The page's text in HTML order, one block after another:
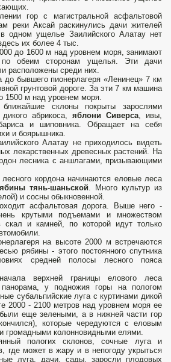
гор с магистральной асфальтовой
реки Аксай раскинулись дачи жителей
одном ущелье Заилийского Алатау нет
их более 4 тыс.
до 1600 м над уровнем моря, занимают
обеим сторонам ущелья. Эти дачи
расположены среди них.
до бывшего пионерлагеря «Ленинец» 7 км
грунтовой дороге. За эти 7 км машина
1500 м над уровнем моря.
склоны покрыты зарослями
абрикоса, яблони Сиверса, ивы,
и шиповника. Обращает на себя
и боярышника.
Алатау не приходилось видеть
лекарственных древесных растений. На
лесника с аншлагами, призывающими
кордона начинаются еловые леса
тянь-шаньской. Много культур из
и сосны обыкновенной.
асфальтовая дорога. Выше него -
крутыми подъемами и множеством
скал и камней, по которой идут только
на высоте 2000 м встречаются
рябины - этого постоянного спутника
средней полосы лесного пояса
верхней границы елового леса
панорама, у подножия горы на пологом
субальпийские луга с куртинами дикой
2000 - 2100 метров над уровнем моря ее
еще зелеными, а в нижней части гор
которые чередуются с еловым
громадными колонновидными елями.
пологих склонов, сочные луга и
где может в жару и в непогоду укрыться
луга, дачи, сады, заросли плодовых